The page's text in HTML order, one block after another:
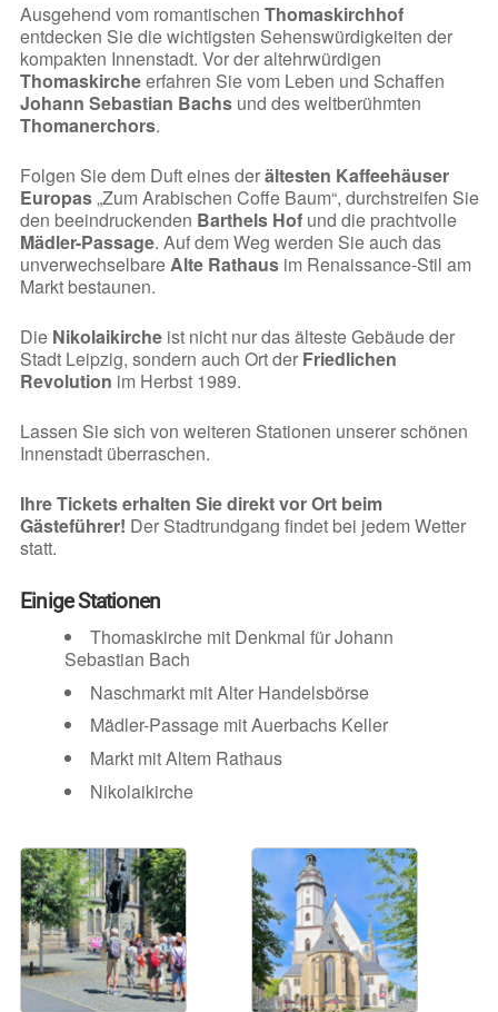
Ausgehend vom romantischen Thomaskirchhof
entdecken Sie die wichtigsten Sehenswürdigkeiten der
kompakten Innenstadt. Vor der altehrwürdigen
Thomaskircheerfahren Sie vom Leben und Schaffen
Johann Sebastian Bachsund des weltberühmten
Thomanerchors.
Folgen Sie dem Duft eines derältesten Kaffeehäuser
Europas„Zum Arabischen Coffe Baum“, durchstreifen Sie
den beeindruckenden Barthels Hofund die prachtvolle
Mädler-Passage. Auf dem Weg werden Sie auch das
unverwechselbareAlte Rathausim Renaissance-Stil am
Markt bestaunen.
Die Nikolaikircheist nicht nur das älteste Gebäude der
Stadt Leipzig, sondern auch Ort der Friedlichen
Revolution im Herbst 1989.
Lassen Sie sich von weiteren Stationen unserer schönen
Innenstadt überraschen.
Ihre Tickets erhalten Sie direkt vor Ort beim
Gästeführer! Der Stadtrundgang findet bei jedem Wetter
statt.
Einige Stationen
Thomaskirche mit Denkmal für Johann
Sebastian Bach
Naschmarkt mit Alter Handelsbörse
Mädler-Passage mit Auerbachs Keller
Markt mit Altem Rathaus
Nikolaikirche